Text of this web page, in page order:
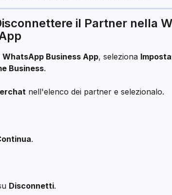
il Partner nella
WhatsApp Business App, seleziona
Business.
nell'elenco dei partner e selezionalo.
.
Disconnetti.